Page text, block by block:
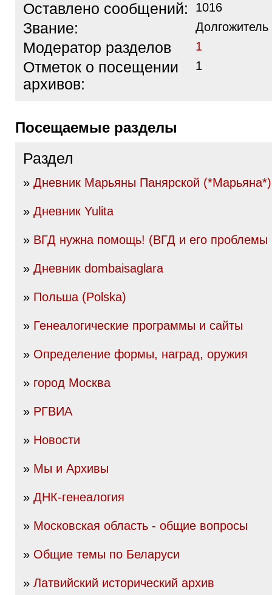
Оставлено сообщений: 1016
Звание:
Модератор разделов 1
Отметок о посещении
архивов:
1
Посещаемые разделы
Раздел
» Дневник Марьяны Панярской (*Марьяна*)
» Дневник Yulita
» ВГД нужна помощь! (ВГД и его
» Дневник dombaisaglara
» Польша (Polska)
» Генеалогические программы и сайты
» Определение формы, наград, оружия
» город Москва
» РГВИА
» Новости
» Мы и Архивы
» ДНК-генеалогия
» Московская область - общие вопросы
» Общие темы по Беларуси
» Латвийский исторический архив